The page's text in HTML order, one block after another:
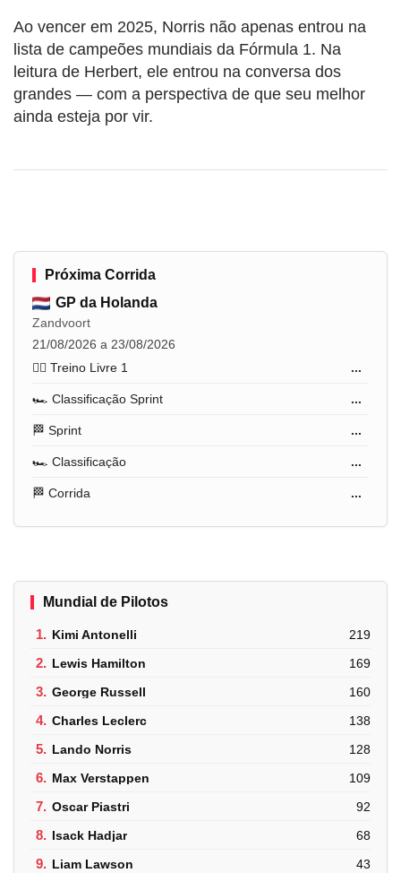
Ao vencer em 2025, Norris não apenas entrou na
lista de campeões mundiais da Fórmula 1. Na
leitura de Herbert, ele entrou na conversa dos
grandes — com a perspectiva de que seu melhor
ainda esteja por vir.
Próxima Corrida
GP da Holanda
Zandvoort
21/08/2026 a 23/08/2026
🏋️‍♂️ Treino Livre 1
...
🏎️ Classificação Sprint ...
🏁 Sprint ...
🏎️ Classificação ...
🏁 Corrida ...
Mundial de Pilotos
1. Kimi Antonelli 219
2. Lewis Hamilton 169
3. George Russell 160
4. Charles Leclerc 138
5. Lando Norris 128
6. Max Verstappen 109
7. Oscar Piastri 92
8. Isack Hadjar 68
9. Liam Lawson 43